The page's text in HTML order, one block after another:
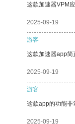
这款加速器VPM
2025-09-19
游客
这款加速器app简
2025-09-19
游客
这款app的功能非
2025-09-19